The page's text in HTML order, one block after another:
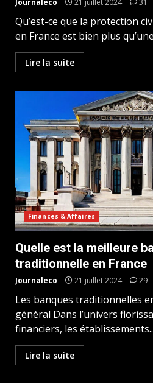
Qu’est-ce que la protection
en France est bien plus
Lire la suite
Finances & Affaires
Quelle est la meilleure
traditionnelle en France
Journaleco 21 juillet 2024 29
Les banques traditionnelles
général Dans l’univers
financiers, les
Lire la suite